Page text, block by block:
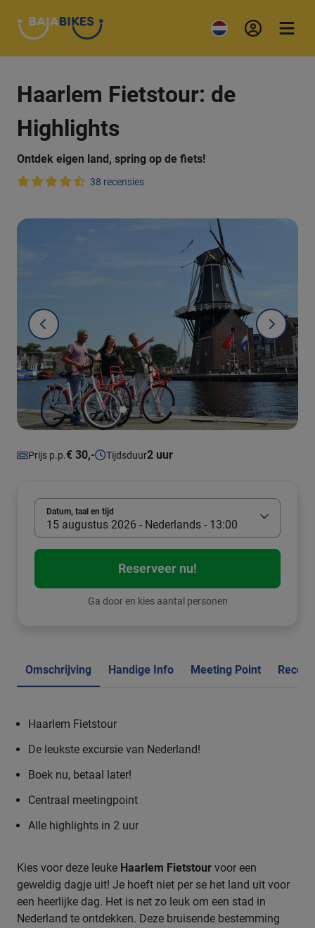
Haarlem Fietstour: de
Highlights
Ontdek eigen land, spring op de fiets!
38 recensies
Prijs p.p.€ 30,- Tijdsduur2 uur
Datum, taal en tijd
15 augustus 2026 - Nederlands - 13:00
Reserveer nu!
Ga door en kies aantal personen
Omschrijving Handige Info Meeting Point
Haarlem Fietstour
De leukste excursie van Nederland!
Boek nu, betaal later!
Centraal meetingpoint
Alle highlights in 2 uur
Kies voor deze leuke Haarlem Fietstour voor een
geweldig dagje uit! Je hoeft niet per se het land uit voor
een heerlijke dag. Het is net zo leuk om een stad in
Nederland te ontdekken. Deze bruisende bestemming